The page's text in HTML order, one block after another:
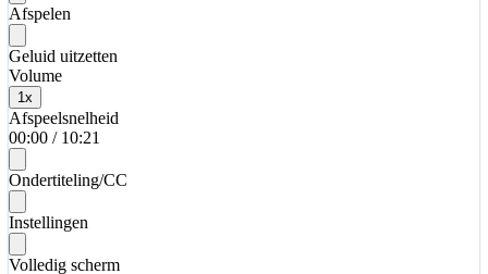
Afspelen
Geluid uitzetten
Volume
1 x
Afspeelsnelheid
00:00 / 10:21
Ondertiteling/CC
Instellingen
Volledig scherm